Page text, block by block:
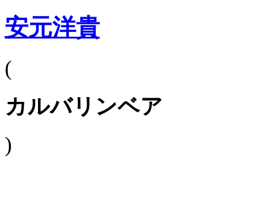
安元洋貴
(
カルバリンベア
)